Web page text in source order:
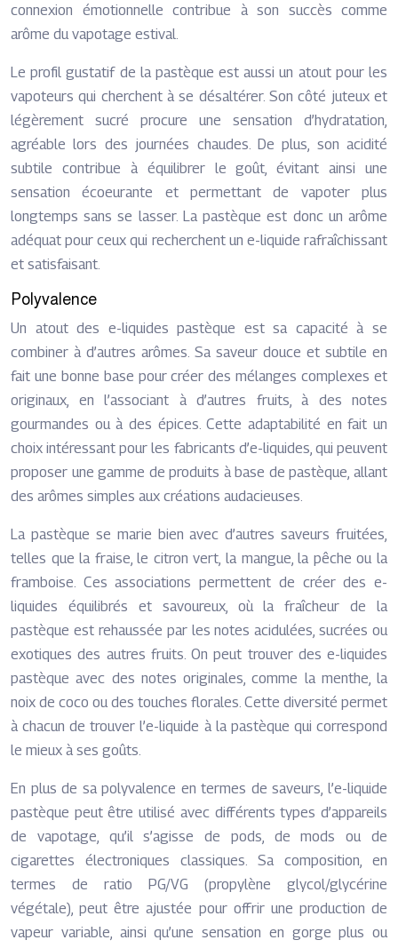
connexion émotionnelle contribue à son succès comme
arôme du vapotage estival.
Le profil gustatif de la pastèque est aussi un atout pour les
vapoteurs qui cherchent à se désaltérer. Son côté juteux et
légèrement sucré procure une sensation d’hydratation,
agréable lors des journées chaudes. De plus, son acidité
subtile contribue à équilibrer le goût, évitant ainsi une
sensation écoeurante et permettant de vapoter plus
longtemps sans se lasser. La pastèque est donc un arôme
adéquat pour ceux qui recherchent un e-liquide rafraîchissant
et satisfaisant.
Polyvalence
Un atout des e-liquides pastèque est sa capacité à se
combiner à d’autres arômes. Sa saveur douce et subtile en
fait une bonne base pour créer des mélanges complexes et
originaux, en l’associant à d’autres fruits, à des notes
gourmandes ou à des épices. Cette adaptabilité en fait un
choix intéressant pour les fabricants d’e-liquides, qui peuvent
proposer une gamme de produits à base de pastèque, allant
des arômes simples aux créations audacieuses.
La pastèque se marie bien avec d’autres saveurs fruitées,
telles que la fraise, le citron vert, la mangue, la pêche ou la
framboise. Ces associations permettent de créer des e-
liquides équilibrés et savoureux, où la fraîcheur de la
pastèque est rehaussée par les notes acidulées, sucrées ou
exotiques des autres fruits. On peut trouver des e-liquides
pastèque avec des notes originales, comme la menthe, la
noix de coco ou des touches florales. Cette diversité permet
à chacun de trouver l’e-liquide à la pastèque qui correspond
le mieux à ses goûts.
En plus de sa polyvalence en termes de saveurs, l’e-liquide
pastèque peut être utilisé avec différents types d’appareils
de vapotage, qu’il s’agisse de pods, de mods ou de
cigarettes électroniques classiques. Sa composition, en
termes de ratio PG/VG (propylène glycol/glycérine
végétale), peut être ajustée pour offrir une production de
vapeur variable, ainsi qu’une sensation en gorge plus ou